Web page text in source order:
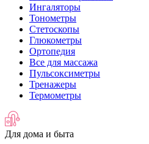
Ингаляторы
Тонометры
Стетоскопы
Глюкометры
Ортопедия
Все для массажа
Пульсоксиметры
Тренажеры
Термометры
Для дома и быта